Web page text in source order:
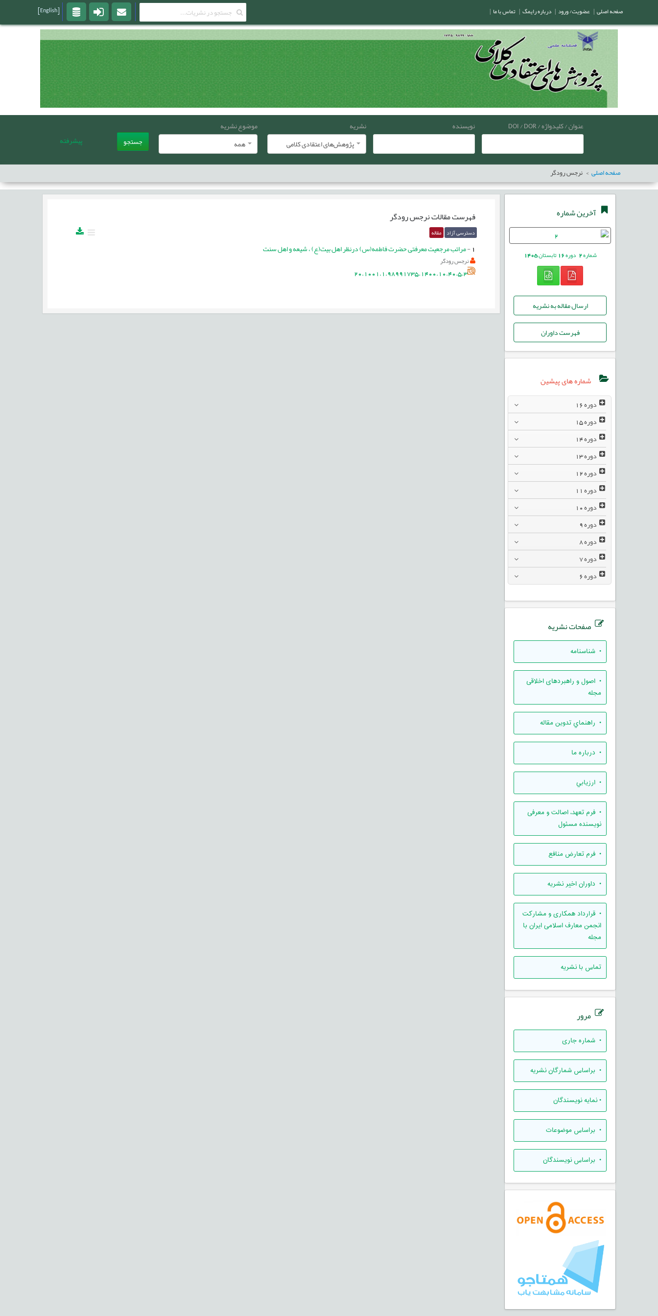
عنوان / کلیدواژه / DOI / DOR نویسنده
نشریه
پژوهش‌های اعتقادی کلامی
موضوع نشریه
همه
جستجو پیشرفته
صفحه اصلی نرجس رودگر
آخرین شماره
شماره2 دوره16تابستان1405
ارسال مقاله به نشریه
فهرست داوران
شماره های پیشین
دوره
دوره
دوره
دوره
دوره
دوره
دوره
دوره
دوره
دوره
دوره
صفحات نشریه
• شناسنامه
• اصول و راهبردهای اخلاقی
مجله
• راهنماي تدوين مقاله
• درباره ما
• ارزيابي
• فرم تعهد، اصالت و معرفی
نویسنده مسئول
• فرم تعارض منافع
• داوران اخیر نشریه
• قرارداد همکاری و مشارکت
انجمن معارف اسلامی ایران با
مجله
تماس با نشریه
مرور
• شماره جاری
• براساس شمارگان نشریه
•نمایه نویسندگان
• براساس موضوعات
• براساس نویسندگان
فهرست مقالاتنرجس رودگر
دسترسی آزاد مقاله
1
-مراتب مرجعیت معرفتی حضرت فاطمه(س) درنظر اهل بیت(ع) ، شیعه و اهل سنت
نرجس رودگر
20.1001.1.98991735.1400.10.40.5.3
صفحه اصلی | عضویت/ ورود | درباره رایمگ | تماس با ما |
[English]